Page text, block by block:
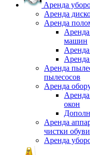
Аренда
Аренда
Аренда
машин
Аренда
пылесосов
Аренда
окон
Аренда
чистки обуви
Аренда